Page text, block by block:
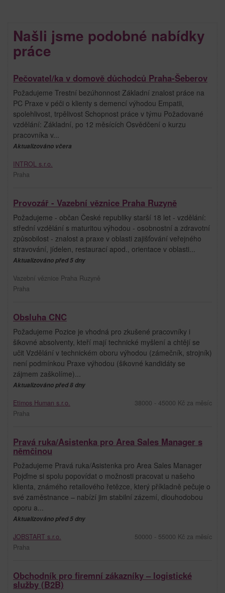
Našli jsme podobné nabídky
práce
Pečovatel/ka v domově důchodců Praha-Šeberov
Požadujeme Trestní bezúhonnost Základní znalost práce na
PC Praxe v péči o klienty s demencí výhodou Empatii,
spolehlivost, trpělivost Schopnost práce v týmu Požadované
vzdělání: Základní, po 12 měsících Osvědčení o kurzu
pracovníka v...
Aktualizováno včera
INTROL s.r.o.
Praha
Provozář - Vazební věznice Praha Ruzyně
Požadujeme - občan České republiky starší 18 let - vzdělání:
střední vzdělání s maturitou výhodou - osobnostní a zdravotní
způsobilost - znalost a praxe v oblasti zajišťování veřejného
stravování, jídelen, restaurací apod., orientace v oblasti...
Aktualizováno před 5 dny
Vazební věznice Praha Ruzyně
Praha
Obsluha CNC
Požadujeme Pozice je vhodná pro zkušené pracovníky i
šikovné absolventy, kteří mají technické myšlení a chtějí se
učit Vzdělání v technickém oboru výhodou (zámečník, strojník)
není podmínkou Praxe výhodou (šikovné kandidáty se
zájmem zaškolíme)...
Aktualizováno před 8 dny
Etimos Human s.r.o.
Praha
38000 - 45000 Kč za měsíc
Pravá ruka/Asistenka pro Area Sales Manager s
němčinou
Požadujeme Pravá ruka/Asistenka pro Area Sales Manager
Pojďme si spolu popovídat o možnosti pracovat u našeho
klienta, známého retailového řetězce, který příkladně pečuje o
své zaměstnance – nabízí jim stabilní zázemí, dlouhodobou
oporu a...
Aktualizováno před 5 dny
JOBSTART s.r.o.
Praha
50000 - 55000 Kč za měsíc
Obchodník pro firemní zákazníky – logistické
služby (B2B)